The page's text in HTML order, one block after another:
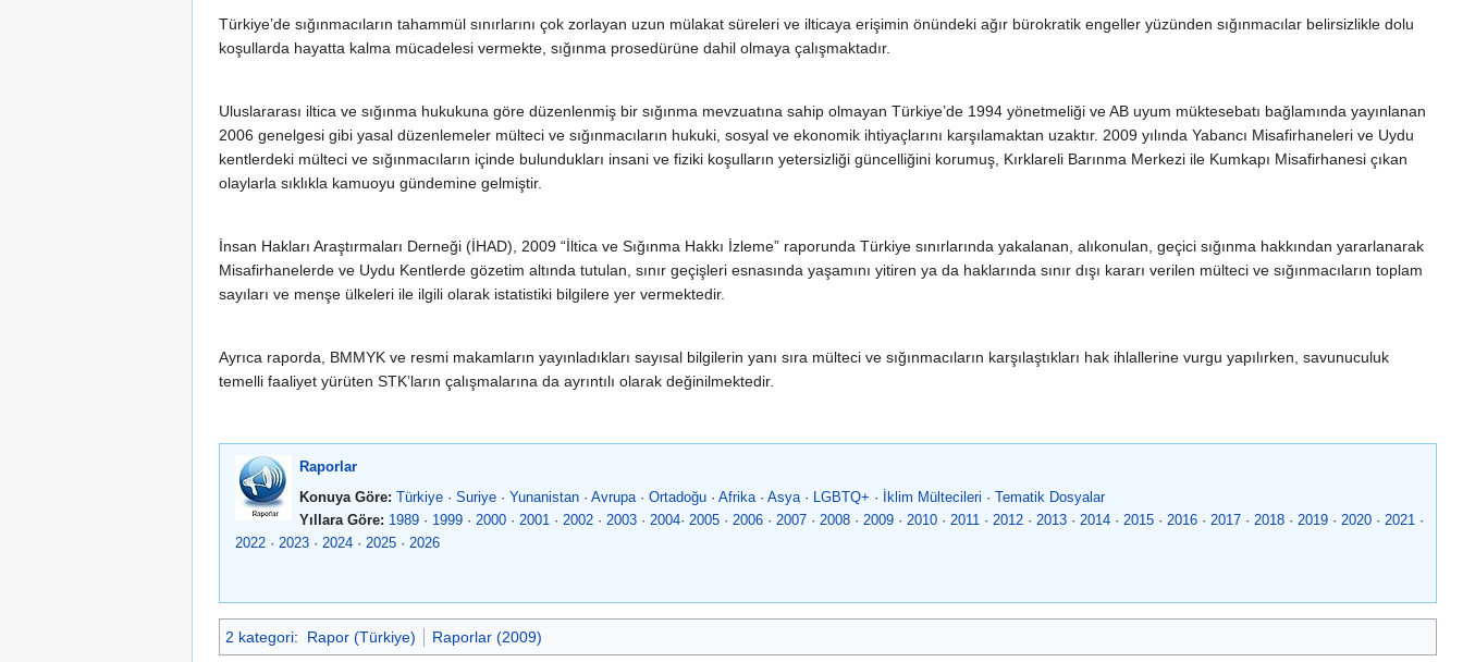
Türkiye’de sığınmacıların tahammül sınırlarını çok zorlayan uzun mülakat süreleri ve ilticaya erişimin önündeki ağır bürokratik engeller yüzünden sığınmacılar belirsizlikle dolu
koşullarda hayatta kalma mücadelesi vermekte, sığınma prosedürüne dahil olmaya çalışmaktadır.
Uluslararası iltica ve sığınma hukukuna göre düzenlenmiş bir sığınma mevzuatına sahip olmayan Türkiye’de 1994 yönetmeliği ve AB uyum müktesebatı bağlamında yayınlanan
2006 genelgesi gibi yasal düzenlemeler mülteci ve sığınmacıların hukuki, sosyal ve ekonomik ihtiyaçlarını karşılamaktan uzaktır. 2009 yılında Yabancı Misafirhaneleri ve Uydu
kentlerdeki mülteci ve sığınmacıların içinde bulundukları insani ve fiziki koşulların yetersizliği güncelliğini korumuş, Kırklareli Barınma Merkezi ile Kumkapı Misafirhanesi çıkan
olaylarla sıklıkla kamuoyu gündemine gelmiştir.
İnsan Hakları Araştırmaları Derneği (İHAD), 2009 “İltica ve Sığınma Hakkı İzleme” raporunda Türkiye sınırlarında yakalanan, alıkonulan, geçici sığınma hakkından yararlanarak
Misafirhanelerde ve Uydu Kentlerde gözetim altında tutulan, sınır geçişleri esnasında yaşamını yitiren ya da haklarında sınır dışı kararı verilen mülteci ve sığınmacıların toplam
sayıları ve menşe ülkeleri ile ilgili olarak istatistiki bilgilere yer vermektedir.
Ayrıca raporda, BMMYK ve resmi makamların yayınladıkları sayısal bilgilerin yanı sıra mülteci ve sığınmacıların karşılaştıkları hak ihlallerine vurgu yapılırken, savunuculuk
temelli faaliyet yürüten STK’ların çalışmalarına da ayrıntılı olarak değinilmektedir.
Raporlar
Konuya Göre: Türkiye· Suriye· Yunanistan· Avrupa· Ortadoğu· Afrika· Asya· LGBTQ+ · İklim Mültecileri · Tematik Dosyalar
Yıllara Göre: 1989· 1999· 2000· 2001 · 2002· 2003· 2004· 2005· 2006· 2007· 2008· 2009· 2010· 2011 · 2012· 2013· 2014· 2015· 2016· 2017· 2018· 2019· 2020· 2021 ·
2022 · 2023 · 2024 · 2025 · 2026
2 kategori: Rapor (Türkiye) Raporlar (2009)